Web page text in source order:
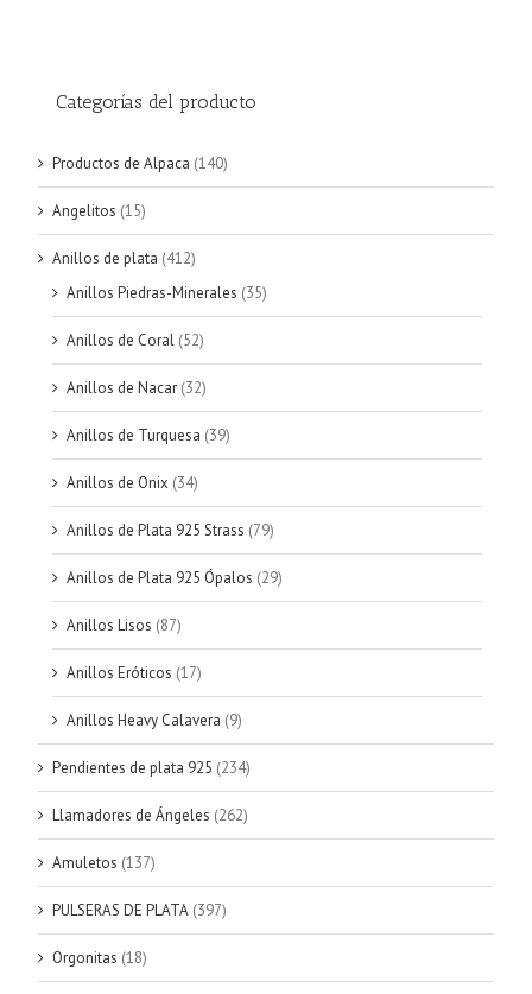
Categorías del producto
Productos de Alpaca (140)
Angelitos (15)
Anillos de plata (412)
Anillos Piedras-Minerales (35)
Anillos de Coral (52)
Anillos de Nacar (32)
Anillos de Turquesa (39)
Anillos de Onix (34)
Anillos de Plata 925 Strass (79)
Anillos de Plata 925 Ópalos (29)
Anillos Lisos (87)
Anillos Eróticos (17)
Anillos Heavy Calavera (9)
Pendientes de plata 925 (234)
Llamadores de Ángeles (262)
Amuletos (137)
PULSERAS DE PLATA (397)
Orgonitas (18)